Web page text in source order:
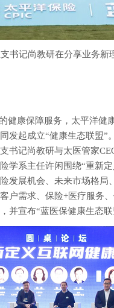
书记尚教研在分享业务新
健康保障服务，太平洋健
发起成立“健康生态联盟”
书记尚教研与太医管家
学系主任许闲围绕“重新
发展机会、未来市场格局
户需求、保险+医疗服务
并宣布“蓝医保健康生态联